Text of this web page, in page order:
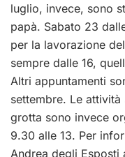
luglio, invece, sono
papà. Sabato 23
per la lavorazione
sempre dalle 16,
Altri appuntamenti
settembre. Le attività
grotta sono invece
9.30 alle 13. Per
Andrea degli Esposti